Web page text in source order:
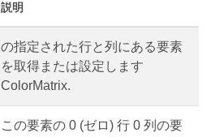
説明
の指定された行と列にある要素
を取得または設定します
ColorMatrix.
この要素の 0 (ゼロ) 行 0 列の要